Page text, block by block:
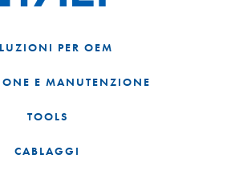
PER OEM
E MANUTENZIONE
TOOLS
CABLAGGI